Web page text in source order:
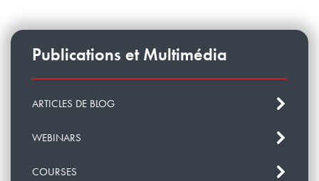
Publications et Multimédia
ARTICLES DE BLOG
WEBINARS
COURSES